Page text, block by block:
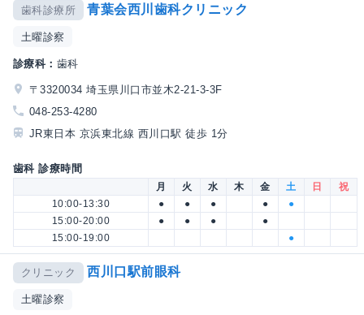
歯科診療所 青葉会西川歯科クリニック
土曜診察
診療科： 歯科
〒3320034 埼玉県川口市並木2-21-3-3F
048-253-4280
JR東日本 京浜東北線 西川口駅 徒歩 1分
歯科 診療時間
月 火 水 木 金 土 日
祝
10:00-13:30
● ● ● ●
●
15:00-20:00
● ● ●
●
15:00-19:00
●
クリニック 西川口駅前眼科
土曜診察